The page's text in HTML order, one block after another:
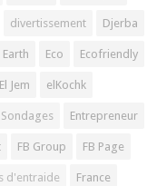
divertissement Djerba
Earth Eco Ecofriendly
El Jem elKochk
Entrepreneur
FB Group FB Page
d'entraide France